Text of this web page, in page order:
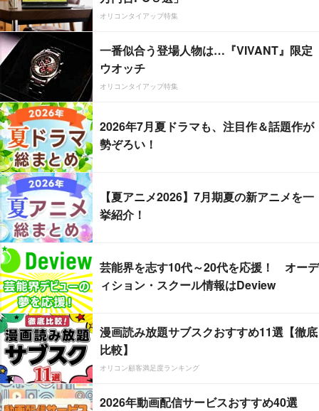
オリコンタイアップ特集
一番似合う登場人物は…『VIVANT』限定
ウオッチ
オリコンタイアップ特集
2026年7月夏ドラマも、注目作＆話題作が
勢ぞろい！
【夏アニメ2026】7月期夏の新アニメを一
挙紹介！
芸能界を志す10代～20代を応援！ オーデ
ィション・スクール情報はDeview
漫画読み放題サブスクおすすめ11選【徹底
比較】
オリコン顧客満足度ランキング
2026年動画配信サービスおすすめ40選